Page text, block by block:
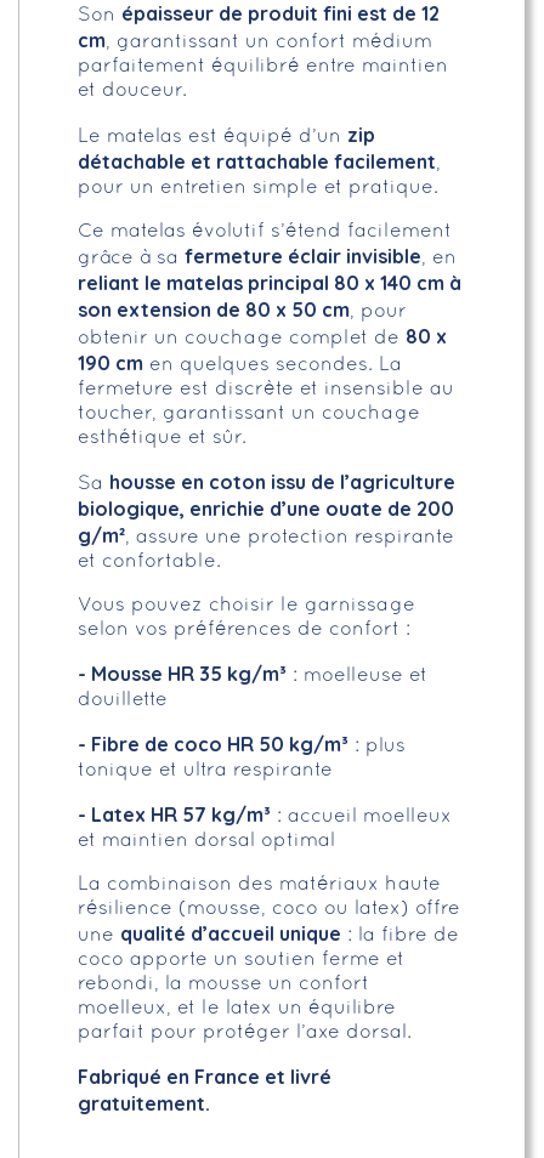
Son épaisseur de produit fini est de 12
cm, garantissant un confort médium
parfaitement équilibré entre maintien
et douceur.
Le matelas est équipé d’un zip
détachable et rattachable facilement,
pour un entretien simple et pratique.
Ce matelas évolutif s’étend facilement
grâce à sa fermeture éclair invisible, en
reliant le matelas principal 80 x 140 cm à
son extension de 80 x 50 cm, pour
obtenir un couchage complet de 80 x
190 cm en quelques secondes. La
fermeture est discrète et insensible au
toucher, garantissant un couchage
esthétique et sûr.
Sa housse en coton issu de l’agriculture
biologique, enrichie d’une ouate de 200
g/m², assure une protection respirante
et confortable.
Vous pouvez choisir le garnissage
selon vos préférences de confort :
- Mousse HR 35 kg/m³ : moelleuse et
douillette
- Fibre de coco HR 50 kg/m³ : plus
tonique et ultra respirante
- Latex HR 57 kg/m³ : accueil moelleux
et maintien dorsal optimal
La combinaison des matériaux haute
résilience (mousse, coco ou latex) offre
une qualité d’accueil unique : la fibre de
coco apporte un soutien ferme et
rebondi, la mousse un confort
moelleux, et le latex un équilibre
parfait pour protéger l’axe dorsal.
Fabriqué en France et livré
gratuitement.